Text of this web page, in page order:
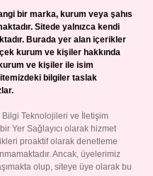
bir marka, kurum veya şahıs
Sitede yalnızca kendi
Burada yer alan içerikler
kurum ve kişiler hakkında
ve kişiler ile isim
bilgiler taslak
Bilgi Teknolojileri ve İletişim
Yer Sağlayıcı olarak hizmet
proaktif olarak denetleme
Ancak, üyelerimiz
olup, siteye üye olarak bu